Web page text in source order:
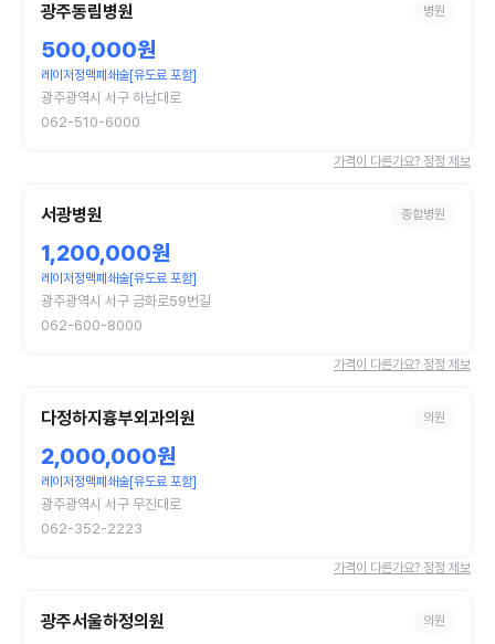
광주동림병원 병원
500,000원
레이저정맥폐쇄술[유도료 포함]
광주광역시 서구 하남대로
062-510-6000
가격이 다른가요? 정정 제보
서광병원 종합병원
1,200,000원
레이저정맥폐쇄술[유도료 포함]
광주광역시 서구 금화로59번길
062-600-8000
가격이 다른가요? 정정 제보
다정하지흉부외과의원 의원
2,000,000원
레이저정맥폐쇄술[유도료 포함]
광주광역시 서구 무진대로
062-352-2223
가격이 다른가요? 정정 제보
광주서울하정의원 의원